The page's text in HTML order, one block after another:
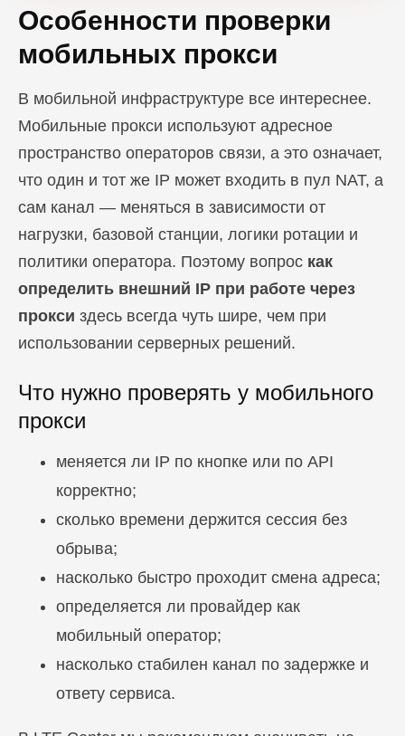
Особенности проверки
мобильных прокси
В мобильной инфраструктуре все интереснее.
Мобильные прокси используют адресное
пространство операторов связи, а это означает,
что один и тот же IP может входить в пул NAT, а
сам канал — меняться в зависимости от
нагрузки, базовой станции, логики ротации и
политики оператора. Поэтому вопрос как
определить внешний IP при работе через
прокси здесь всегда чуть шире, чем при
использовании серверных решений.
Что нужно проверять у мобильного
прокси
меняется ли IP по кнопке или по API
корректно;
сколько времени держится сессия без
обрыва;
насколько быстро проходит смена адреса;
определяется ли провайдер как
мобильный оператор;
насколько стабилен канал по задержке и
ответу сервиса.